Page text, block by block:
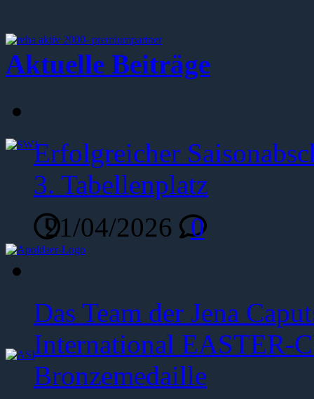
Aktuelle Beiträge
Erfolgreicher
3. Tabellenplatz
21/04/2026
0
Das Team der Jena
International EASTER-
Bronzemedaille